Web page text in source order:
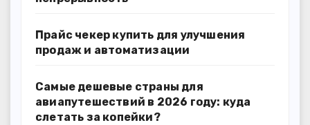
Прайс чекер купить для улучшения
продаж и автоматизации
Самые дешевые страны для
авиапутешествий в 2026 году: куда
слетать за копейки?